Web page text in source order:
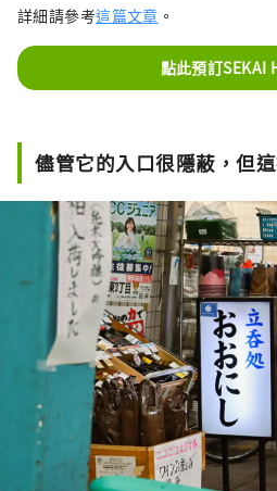
詳細請參考這篇文章 。
點此預訂SEKAI
儘管它的入口很隱蔽，但